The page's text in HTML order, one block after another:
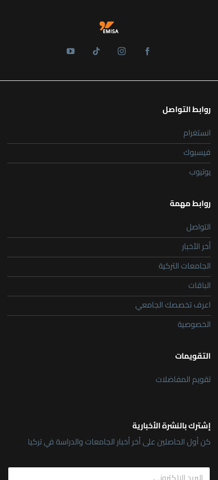
روابط التواصل
انستغرام
فيسبوك
يوتيوب
روابط مهمة
التواصل
أخر الأخبار
الجامعات التركية
الباقات
اعرف تخصصك الجامعي
الخصوصية
التقويمات
تقويم المفاضلات
إشترك بالنشرة الأخبارية
كن أول الحاصلين على أخر أخبار الجامعات والدراسة في تركيا
*
E
E